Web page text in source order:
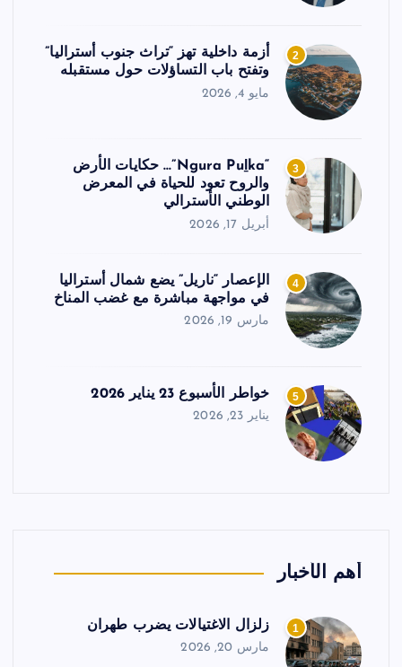
2
أزمة داخلية تهز “تراث جنوب أستراليا”
وتفتح باب التساؤلات حول مستقبله
مايو 4, 2026
3
“Ngura Puḻka”… حكايات الأرض
والروح تعود للحياة في المعرض
الوطني الأسترالي
أبريل 17, 2026
4
الإعصار “ناريل” يضع شمال أستراليا
في مواجهة مباشرة مع غضب المناخ
مارس 19, 2026
5 خواطر الأسبوع 23 يناير 2026
يناير 23, 2026
أهم الأخبار
1 زلزال الاغتيالات يضرب طهران
مارس 20, 2026